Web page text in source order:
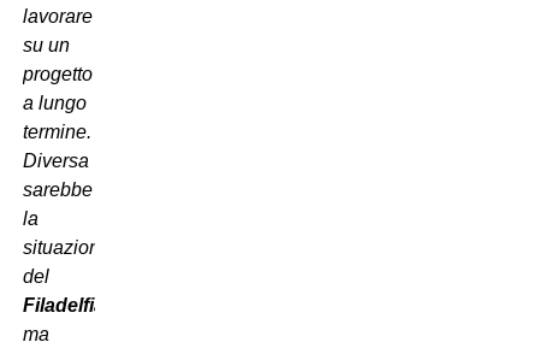
lavorare
su un
progetto
a lungo
termine.
Diversa
sarebbe
la
situazione
del
Filadelfia
ma